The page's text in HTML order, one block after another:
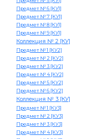
Предмет № 6 [КУ1]
Предмет № 7 [КУ1]
Предмет № 8 [КУ1]
Предмет № 9 [КУ1]
Коллекция № 2 [КУ]
Предмет № 1 [КУ2]
Предмет № 2 [КУ2]
Предмет № 3 [КУ2]
Предмет № 4 [КУ2]
Предмет № 5 [КУ2]
Предмет № 6 [КУ2]
Коллекция № 3 [КУ]
Предмет № 1 [КУ3]
Предмет № 2 [КУ3]
Предмет № 3 [КУ3]
Предмет № 4 [КУ3]